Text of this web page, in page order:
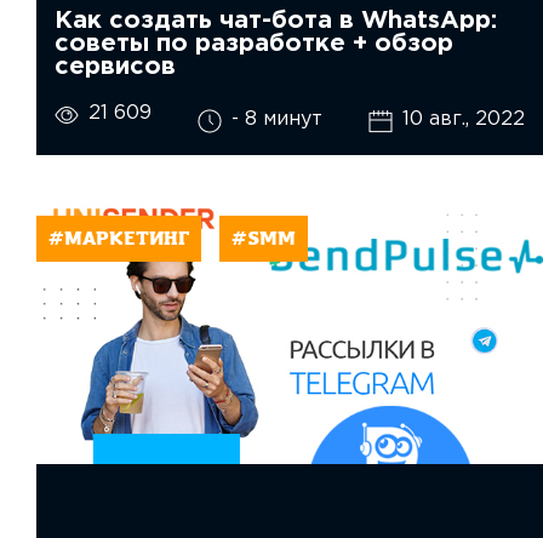
Как создать чат-бота в WhatsApp:
советы по разработке + обзор
сервисов
21 609 - 8 минут 10 авг., 2022
#МАРКЕТИНГ #SMM